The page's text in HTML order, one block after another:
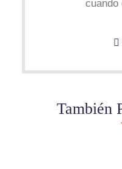
cuando
También